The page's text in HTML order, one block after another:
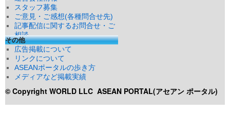
スタッフ募集
ご意見・ご感想(各種問合せ先)
記事配信に関するお問合せ・ご
相談
その他
広告掲載について
リンクについて
ASEANポータルの歩き方
メディアなど掲載実績
© Copyright WORLD LLC ASEAN PORTAL(アセアン ポータル)